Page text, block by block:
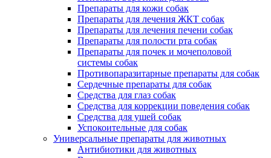
Препараты для кожи собак
Препараты для лечения ЖКТ собак
Препараты для лечения печени собак
Препараты для полости рта собак
Препараты для почек и мочеполовой
системы собак
Противопаразитарные препараты для собак
Сердечные препараты для собак
Средства для глаз собак
Средства для коррекции поведения собак
Средства для ушей собак
Успокоительные для собак
Универсальные препараты для животных
Антибиотики для животных